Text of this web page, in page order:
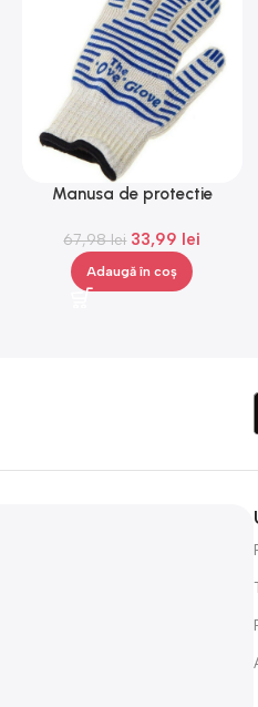
Manusa de protectie
67,98lei 33,99 lei
Adaugă în coș